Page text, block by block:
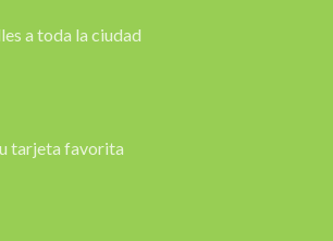
a toda la ciudad
tarjeta favorita